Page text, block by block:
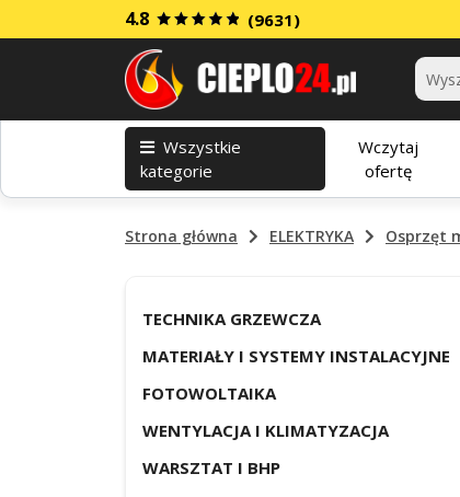
4.8 (9631)
Kategorie
Wszystkie
kategorie
Wczytaj
ofertę
Strona główna ELEKTRYKA Osprzęt
TECHNIKA GRZEWCZA
MATERIAŁY I SYSTEMY INSTALACYJNE
FOTOWOLTAIKA
WENTYLACJA I KLIMATYZACJA
WARSZTAT I BHP